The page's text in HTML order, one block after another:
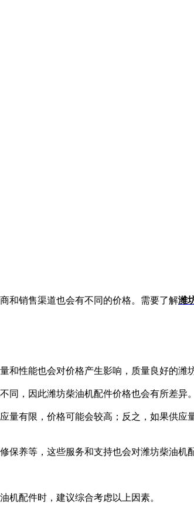
和销售渠道也会有不同的价格。需要了解潍
性能也会对价格产生影响，质量良好的潍
，因此潍坊柴油机配件价格也会有所差异。
有限，价格可能会较高；反之，如果供应
养等，这些服务和支持也会对潍坊柴油机
机配件时，建议综合考虑以上因素。